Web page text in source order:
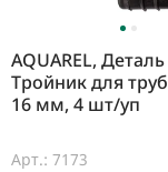
AQUAREL,
Тройник для
16 мм, 4 шт/уп
Арт.: 7173